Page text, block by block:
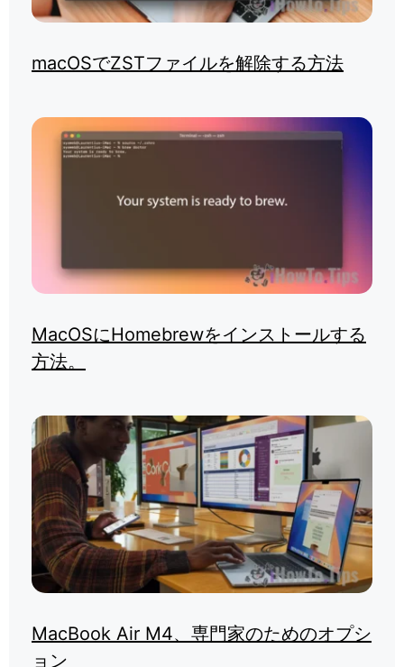
macOSでZSTファイルを解除する方法
MacOSにHomebrewをインストールする
方法。
MacBook Air M4、専門家のためのオプシ
ョン